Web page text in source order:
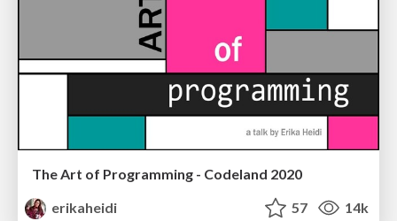
The Art of Programming - Codeland 2020
erikaheidi
57 14k